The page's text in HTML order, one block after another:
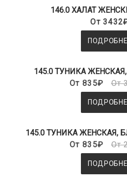
146.0 ХАЛАТ
От
145.0 ТУНИКА
От 835₽
От
145.0 ТУНИКА ЖЕНСКАЯ,
От 835₽
От